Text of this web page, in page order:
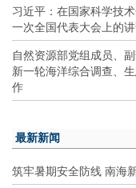
习近平：在国家科学技
一次全国代表大会上的
自然资源部党组成员、
新一轮海洋综合调查、
作
最新新闻
筑牢暑期安全防线 南海